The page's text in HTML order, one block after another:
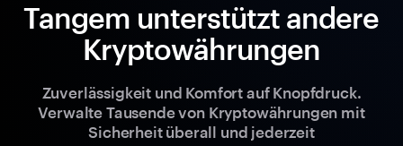
Tangem unterstützt andere
Kryptowährungen
Zuverlässigkeit und Komfort auf Knopfdruck.
Verwalte Tausende von Kryptowährungen mit
Sicherheit überall und jederzeit